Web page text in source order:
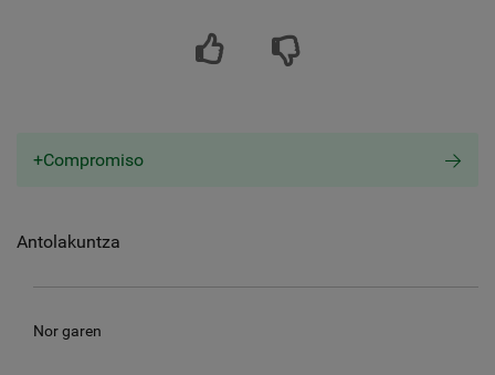
+Compromiso
Antolakuntza
Nor garen